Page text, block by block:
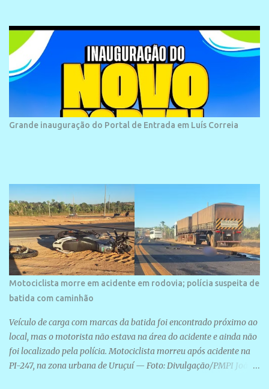
devido ao extensivo molhe de pedras que não chegam a 2 metros
de altura, não apresentando dunas em seu espaço geográfico. Não
se sabe ao certo porque a praia leva esse nome, e muitas das suas
historias foram esquecidas ao longo do tempo. A praia é
frequentada por moradores e turistas, em geral veranistas
piauienses e, em menor número, pessoas de estados vizinhos. O
bairro onde se localiza a praia é palco de amplos investimentos e
Grande inauguração do Portal de Entrada em Luís Correia
Motociclista morre em acidente em rodovia; polícia suspeita de
batida com caminhão
Veículo de carga com marcas da batida foi encontrado próximo ao
local, mas o motorista não estava na área do acidente e ainda não
foi localizado pela polícia. Motociclista morreu após acidente na
PI-247, na zona urbana de Uruçuí — Foto: Divulgação/PMPI João